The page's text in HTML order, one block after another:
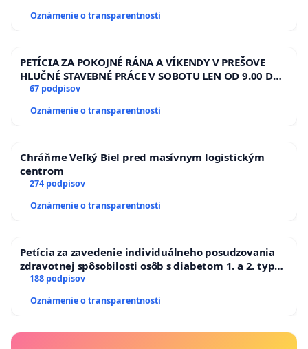
Oznámenie o transparentnosti
PETÍCIA ZA POKOJNÉ RÁNA A VÍKENDY V PREŠOVE
HLUČNÉ STAVEBNÉ PRÁCE V SOBOTU LEN OD 9.00 DO
13.00 HOD., CEZ PRACOVNÝ TÝŽDEŇ CIEĽ 8.00 – 18.00
ĎUMBIERSKEJ/MAGU
67 podpisov
Oznámenie o transparentnosti
Chráňme Veľký Biel pred masívnym logistickým
centrom
274 podpisov
Oznámenie o transparentnosti
Petícia za zavedenie individuálneho posudzovania
zdravotnej spôsobilosti osôb s diabetom 1. a 2. typu
pri prijímaní do Policajného zboru SR
188 podpisov
Oznámenie o transparentnosti